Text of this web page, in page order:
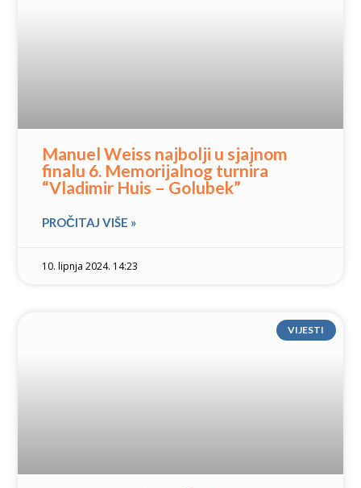
Manuel Weiss najbolji u sjajnom
finalu 6. Memorijalnog turnira
“Vladimir Huis – Golubek”
PROČITAJ VIŠE »
10. lipnja 2024. 14:23
VIJESTI